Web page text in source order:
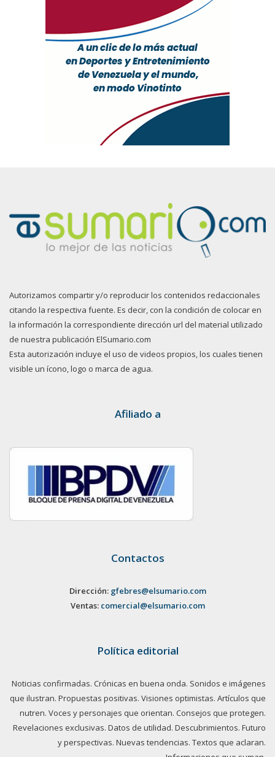
Autorizamos compartir y/o reproducir los contenidos redaccionales
citando la respectiva fuente. Es decir, con la condición de colocar en
la información la correspondiente dirección url del material utilizado
de nuestra publicación ElSumario.com
Esta autorización incluye el uso de videos propios, los cuales tienen
visible un ícono, logo o marca de agua.
Afiliado a
Contactos
Dirección: gfebres@elsumario.com
Ventas: comercial@elsumario.com
Política editorial
Noticias confirmadas. Crónicas en buena onda. Sonidos e imágenes
que ilustran. Propuestas positivas. Visiones optimistas. Artículos que
nutren. Voces y personajes que orientan. Consejos que protegen.
Revelaciones exclusivas. Datos de utilidad. Descubrimientos. Futuro
y perspectivas. Nuevas tendencias. Textos que aclaran.